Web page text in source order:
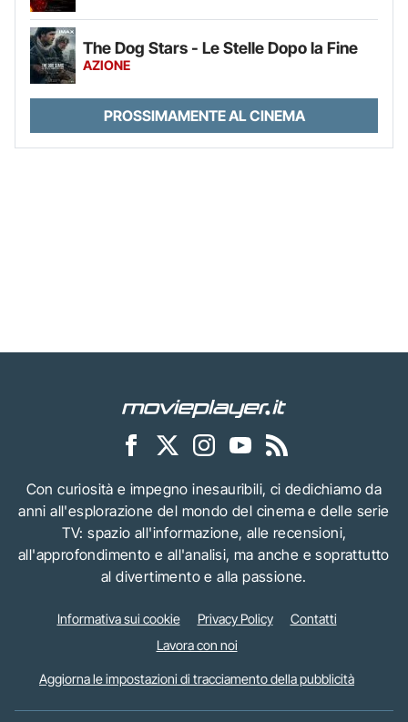
The Dog Stars - Le Stelle Dopo la Fine
AZIONE
PROSSIMAMENTE AL CINEMA
Con curiosità e impegno inesauribili, ci dedichiamo da
anni all'esplorazione del mondo del cinema e delle serie
TV: spazio all'informazione, alle recensioni,
all'approfondimento e all'analisi, ma anche e soprattutto
al divertimento e alla passione.
Informativa sui cookie Privacy Policy
Contatti
Lavora con noi
Aggiorna le impostazioni di tracciamento della pubblicità